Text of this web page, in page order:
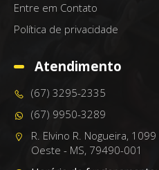
Entre em Contato
Política de privacidade
Atendimento
(67) 3295-2335
(67) 9950-3289
R. Elvino R. Nogueira,
Oeste - MS, 79490-001